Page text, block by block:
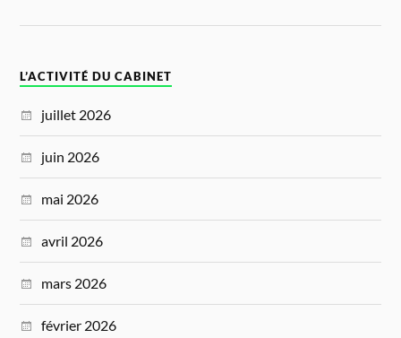
L’ACTIVITÉ DU CABINET
juillet 2026
juin 2026
mai 2026
avril 2026
mars 2026
février 2026